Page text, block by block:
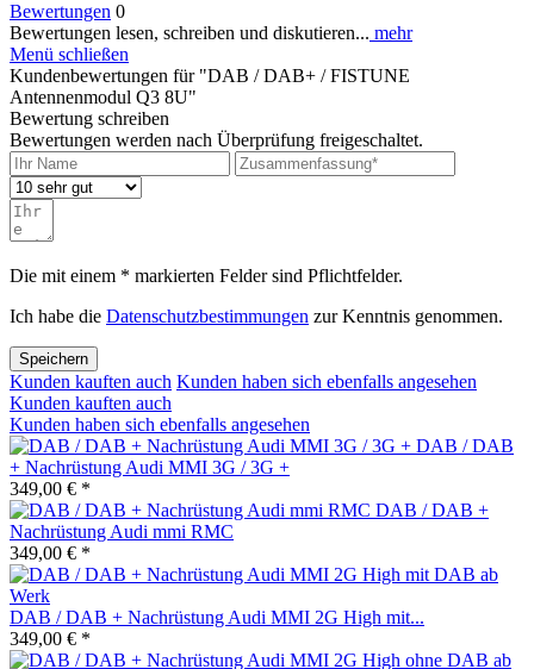
Bewertungen 0
Bewertungen lesen, schreiben und diskutieren... mehr
Menü schließen
Kundenbewertungen für "DAB / DAB+ / FISTUNE
Antennenmodul Q3 8U"
Bewertung schreiben
Bewertungen werden nach Überprüfung freigeschaltet.
Die mit einem * markierten Felder sind Pflichtfelder.
Ich habe die Datenschutzbestimmungen zur Kenntnis genommen.
Speichern
Kunden kauften auch Kunden haben sich ebenfalls angesehen
Kunden kauften auch
Kunden haben sich ebenfalls angesehen
DAB / DAB
+ Nachrüstung Audi MMI 3G / 3G +
349,00 € *
DAB / DAB +
Nachrüstung Audi mmi RMC
349,00 € *
DAB / DAB + Nachrüstung Audi MMI 2G High mit...
349,00 € *